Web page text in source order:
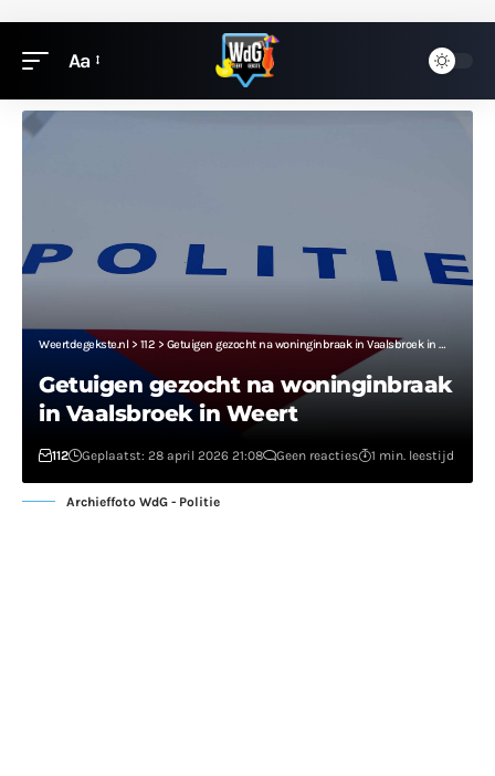
Aa
Weertdegekste.nl> 112 > Getuigen gezocht na woninginbraak in Vaalsbroek in Weert
Getuigen gezocht na woninginbraak
in Vaalsbroek in Weert
112 Geplaatst: 28 april 2026 21:08 Geen reacties 1 min. leestijd
Archieffoto WdG - Politie